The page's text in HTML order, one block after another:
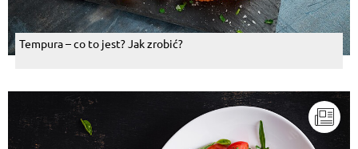
Tempura – co to jest? Jak zrobić?